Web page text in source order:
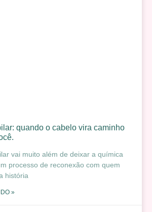
quando o cabelo vira caminho
vai muito além de deixar a química
processo de reconexão com quem
história
»